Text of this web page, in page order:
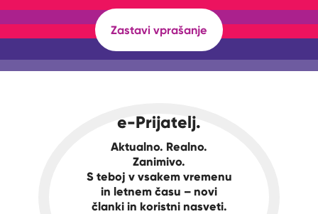
Zastavi vprašanje
e-Prijatelj.
Aktualno. Realno.
Zanimivo.
S teboj v vsakem vremenu
in letnem času – novi
članki in koristni nasveti.